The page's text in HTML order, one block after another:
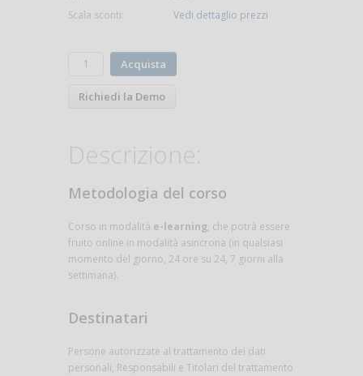
Scala sconti:
Vedi dettaglio prezzi
Acquista
Richiedi la Demo
Descrizione:
Metodologia del corso
Corso in modalità e-learning, che potrà essere
fruito online in modalità asincrona (in qualsiasi
momento del giorno, 24 ore su 24, 7 giorni alla
settimana).
Destinatari
Persone autorizzate al trattamento dei dati
personali, Responsabili e Titolari del trattamento